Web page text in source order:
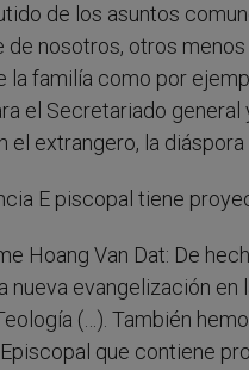
de los asuntos
de nosotros, otros
la familía como por
el Secretariado
el extrangero, la
E piscopal tiene
Hoang Van Dat: De
nueva evangelización
(…). También
que contiene